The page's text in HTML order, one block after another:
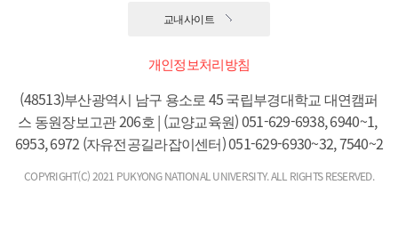
교내사이트
개인정보처리방침
(48513)부산광역시 남구 용소로 45 국립부경대학교 대연캠퍼
스 동원장보고관 206호 | (교양교육원) 051-629-6938, 6940~1,
6953, 6972 (자유전공길라잡이센터) 051-629-6930~32, 7540~2
COPYRIGHT(C) 2021 PUKYONG NATIONAL UNIVERSITY. ALL RIGHTS RESERVED.